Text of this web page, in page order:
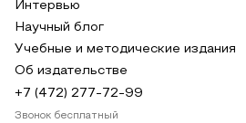
Интервью
Научный блог
Учебные и методические издания
Об издательстве
+7 (472) 277-72-99
Звонок бесплатный